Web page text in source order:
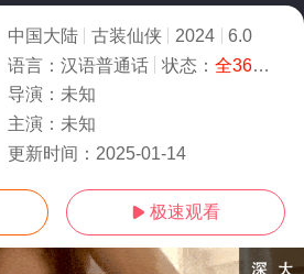
中国大陆 古装仙侠 2024
6.0
语言： 汉语普通话 状态： 全36集
导演： 未知
主演： 未知
更新时间： 2025-01-14
 极速观看